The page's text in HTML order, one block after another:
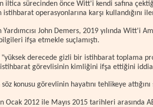
iltica sürecinden önce Witt'i kendi safına
operasyonlarına karşı kullandığını
John Demers, 2019 yılında Witt'i
ifşa etmekle suçlamıştı.
derecede gizli bir istihbarat toplama
görevlisinin kimliğini ifşa ettiğini
konusu görevlinin hayatını tehlikeye attığını
Ocak 2012 ile Mayıs 2015 tarihleri arasında